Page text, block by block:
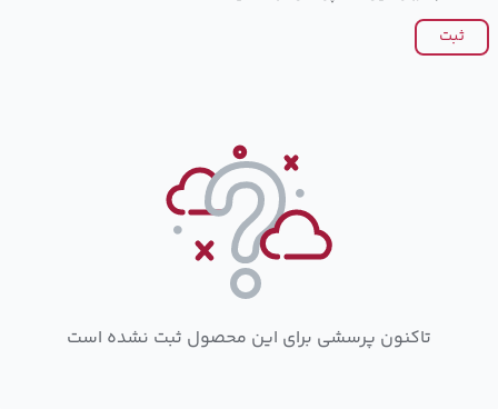
ثبت
تاکنون پرسشی برای این محصول ثبت نشده است